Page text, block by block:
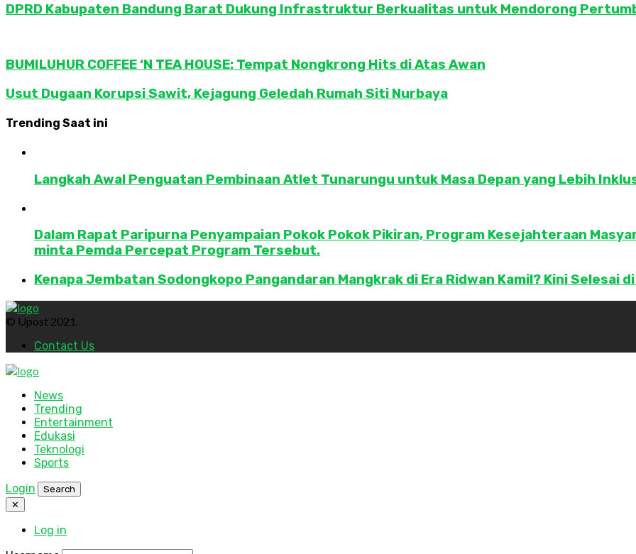
DPRD Kabupaten Bandung Barat Dukung Infrastruktur Berkualitas untuk Mendorong
BUMILUHUR COFFEE ‘N TEA HOUSE: Tempat Nongkrong Hits di Atas Awan
Usut Dugaan Korupsi Sawit, Kejagung Geledah Rumah Siti Nurbaya
Trending Saat ini
Langkah Awal Penguatan Pembinaan Atlet Tunarungu untuk Masa Depan yang Lebih
Dalam Rapat Paripurna Penyampaian Pokok Pokok Pikiran, Program Kesejahteraan
minta Pemda Percepat Program Tersebut.
Kenapa Jembatan Sodongkopo Pangandaran Mangkrak di Era Ridwan Kamil? Kini Selesai di
© Upost 2021.
Contact Us
News
Trending
Entertainment
Edukasi
Teknologi
Sports
Login
Search
✕
Log in